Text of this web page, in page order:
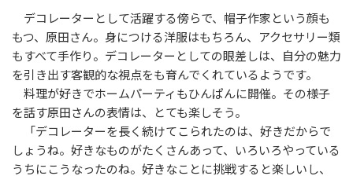
デコレーターとして活躍する傍らで、帽子作家という顔も
もつ、原田さん。身につける洋服はもちろん、アクセサリー類
もすべて手作り。デコレーターとしての眼差しは、自分の魅力
を引き出す客観的な視点をも育んでくれているようです。
料理が好きでホームパーティもひんぱんに開催。その様子
を話す原田さんの表情は、とても楽しそう。
「デコレーターを長く続けてこられたのは、好きだからで
しょうね。好きなものがたくさんあって、いろいろやっている
うちにこうなったのね。好きなことに挑戦すると楽しいし、